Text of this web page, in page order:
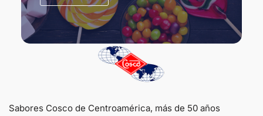
Sabores Cosco de Centroamérica, más de 50 años